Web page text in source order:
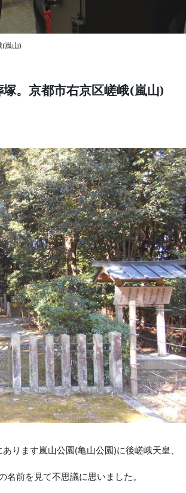
(嵐山)
。京都市右京区嵯峨(嵐山)
ります嵐山公園(亀山公園)に後嵯峨天皇、
前を見て不思議に思いました。